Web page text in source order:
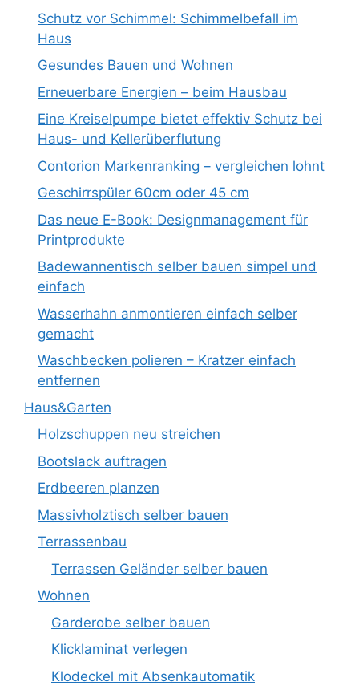
Schutz vor Schimmel: Schimmelbefall im
Haus
Gesundes Bauen und Wohnen
Erneuerbare Energien – beim Hausbau
Eine Kreiselpumpe bietet effektiv Schutz bei
Haus- und Kellerüberflutung
Contorion Markenranking – vergleichen lohnt
Geschirrspüler 60cm oder 45 cm
Das neue E-Book: Designmanagement für
Printprodukte
Badewannentisch selber bauen simpel und
einfach
Wasserhahn anmontieren einfach selber
gemacht
Waschbecken polieren – Kratzer einfach
entfernen
Haus&Garten
Holzschuppen neu streichen
Bootslack auftragen
Erdbeeren planzen
Massivholztisch selber bauen
Terrassenbau
Terrassen Geländer selber bauen
Wohnen
Garderobe selber bauen
Klicklaminat verlegen
Klodeckel mit Absenkautomatik